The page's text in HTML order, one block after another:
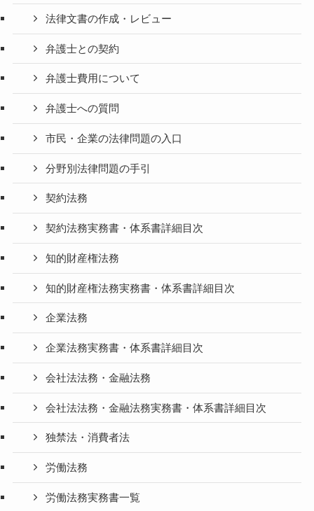
法律文書の作成・レビュー
弁護士との契約
弁護士費用について
弁護士への質問
市民・企業の法律問題の入口
分野別法律問題の手引
契約法務
契約法務実務書・体系書詳細目次
知的財産権法務
知的財産権法務実務書・体系書詳細目次
企業法務
企業法務実務書・体系書詳細目次
会社法法務・金融法務
会社法法務・金融法務実務書・体系書詳細目次
独禁法・消費者法
労働法務
労働法務実務書一覧